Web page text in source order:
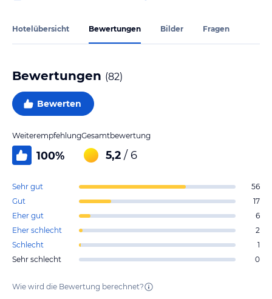
Hotelübersicht Bewertungen Bilder Fragen
Bewertungen (82)
Bewerten
Weiterempfehlung
100%
Gesamtbewertung
5,2 / 6
Sehr gut
56
Gut
17
Eher gut
6
Eher schlecht
2
Schlecht
1
Sehr schlecht
0
Wie wird die Bewertung berechnet?